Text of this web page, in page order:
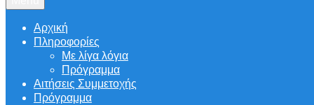
Αρχική
Πληροφορίες
Με λίγα λόγια
Πρόγραμμα
Αιτήσεις Συμμετοχής
Πρόγραμμα